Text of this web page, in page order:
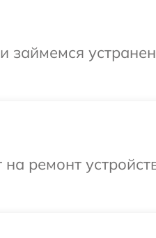
займемся
ремонт